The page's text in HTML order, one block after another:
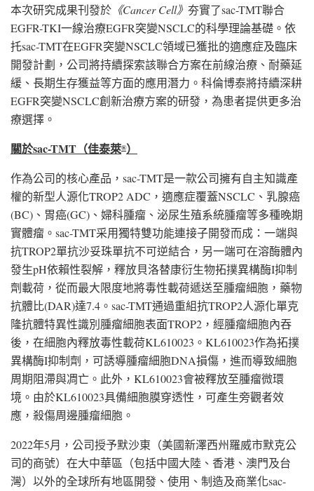
本次研究成果刊發於 《Cancer Cell》 夯實了sac-TMT聯合
EGFR-TKI一線治療EGFR突變NSCLC的科學理論基礎。依
托sac-TMT在EGFR突變NSCLC領域已獲批的適應症及臨床
開發計劃，公司將持續探索該聯合方案在前線治療、耐藥延
緩、長期生存獲益等方面的應用潛力。科倫博泰將持續深耕
EGFR突變NSCLC創新治療方案的研發，為患者提供更多治
療選擇。
關於sac-TMT （佳泰萊®）
作為公司的核心產品，sac-TMT是一款公司擁有自主知識產
權的新型人源化TROP2 ADC，適應症覆蓋NSCLC、乳腺癌
(BC)、胃癌(GC)、婦科腫瘤、泌尿生殖系統腫瘤等多種晚期
實體瘤。sac-TMT采用獨特雙功能連接子開發而成：一端與
抗TROP2單抗沙妥珠單抗不可逆結合，另一端可在溶酶體內
發生pH依賴性裂解，釋放貝洛替康衍生物拓撲異構酶I抑制
劑載荷，從而最大限度地將毒性載荷遞送至腫瘤細胞，藥物
抗體比(DAR)達7.4。sac-TMT通過重組抗TROP2人源化單克
隆抗體特異性識別腫瘤細胞表面TROP2，經腫瘤細胞內吞
後，在細胞內釋放毒性載荷KL610023。KL610023作為拓撲
異構酶I抑制劑，可誘導腫瘤細胞DNA損傷，進而導致細胞
周期阻滯與凋亡。此外，KL610023會被釋放至腫瘤微環
境。由於KL610023具備細胞膜穿透性，可產生旁觀者效
應，殺傷周邊腫瘤細胞。
2022年5月，公司授予默沙東（美國新澤西州羅威市默克公
司的商號）在大中華區（包括中國大陸、香港、澳門及台
灣）以外的全球所有地區開發、使用、制造及商業化sac-